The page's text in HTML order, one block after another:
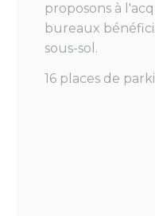
proposons à
bureaux
sous-sol.
16 places de